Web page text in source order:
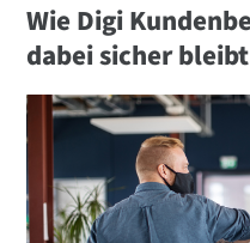
Wie Digi
dabei sicher bleibt